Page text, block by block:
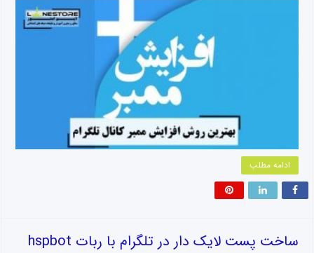
ادامه مطلب
ساخت پست لایک دار در تلگرام با ربات hspbot